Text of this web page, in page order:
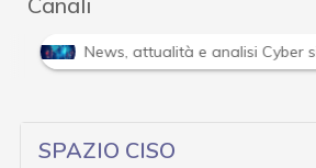
News, attualità e analisi
SPAZIO CISO